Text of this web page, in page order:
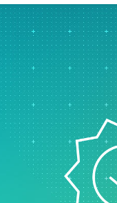
行业解决方案
学术
建筑
能源和自然资源
政府和公共部门
医疗保健
保险
制造和工业
制药
服务
服务
培训
部署
自定进度
继续教育
咨询
持
订阅和激活
Minitab Quick Start
培训
安装支持
支持视频
支持文档
软件更新
产品下载
支持政策
公司
关于我们
领导团队
合作伙伴
职业
联系我们
新闻
Minitab 商品